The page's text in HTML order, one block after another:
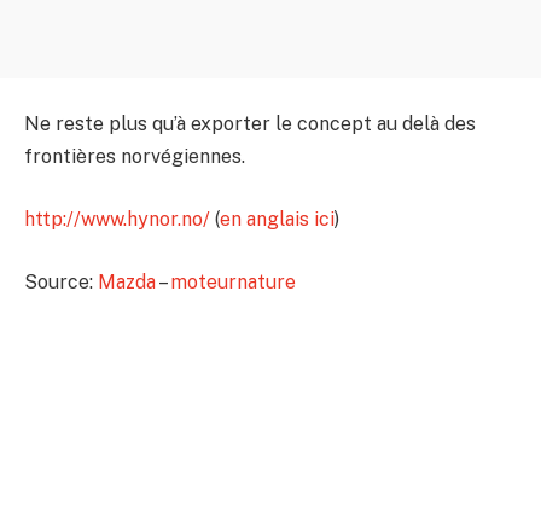
Ne reste plus qu’à exporter le concept au delà des
frontières norvégiennes.
http://www.hynor.no/ (en anglais ici)
Source: Mazda–moteurnature